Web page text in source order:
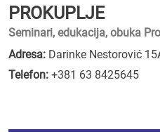
PROKUPLJE
Seminari, edukacija, obuka
Adresa: Darinke Nestorović
Telefon: +381 63 8425645